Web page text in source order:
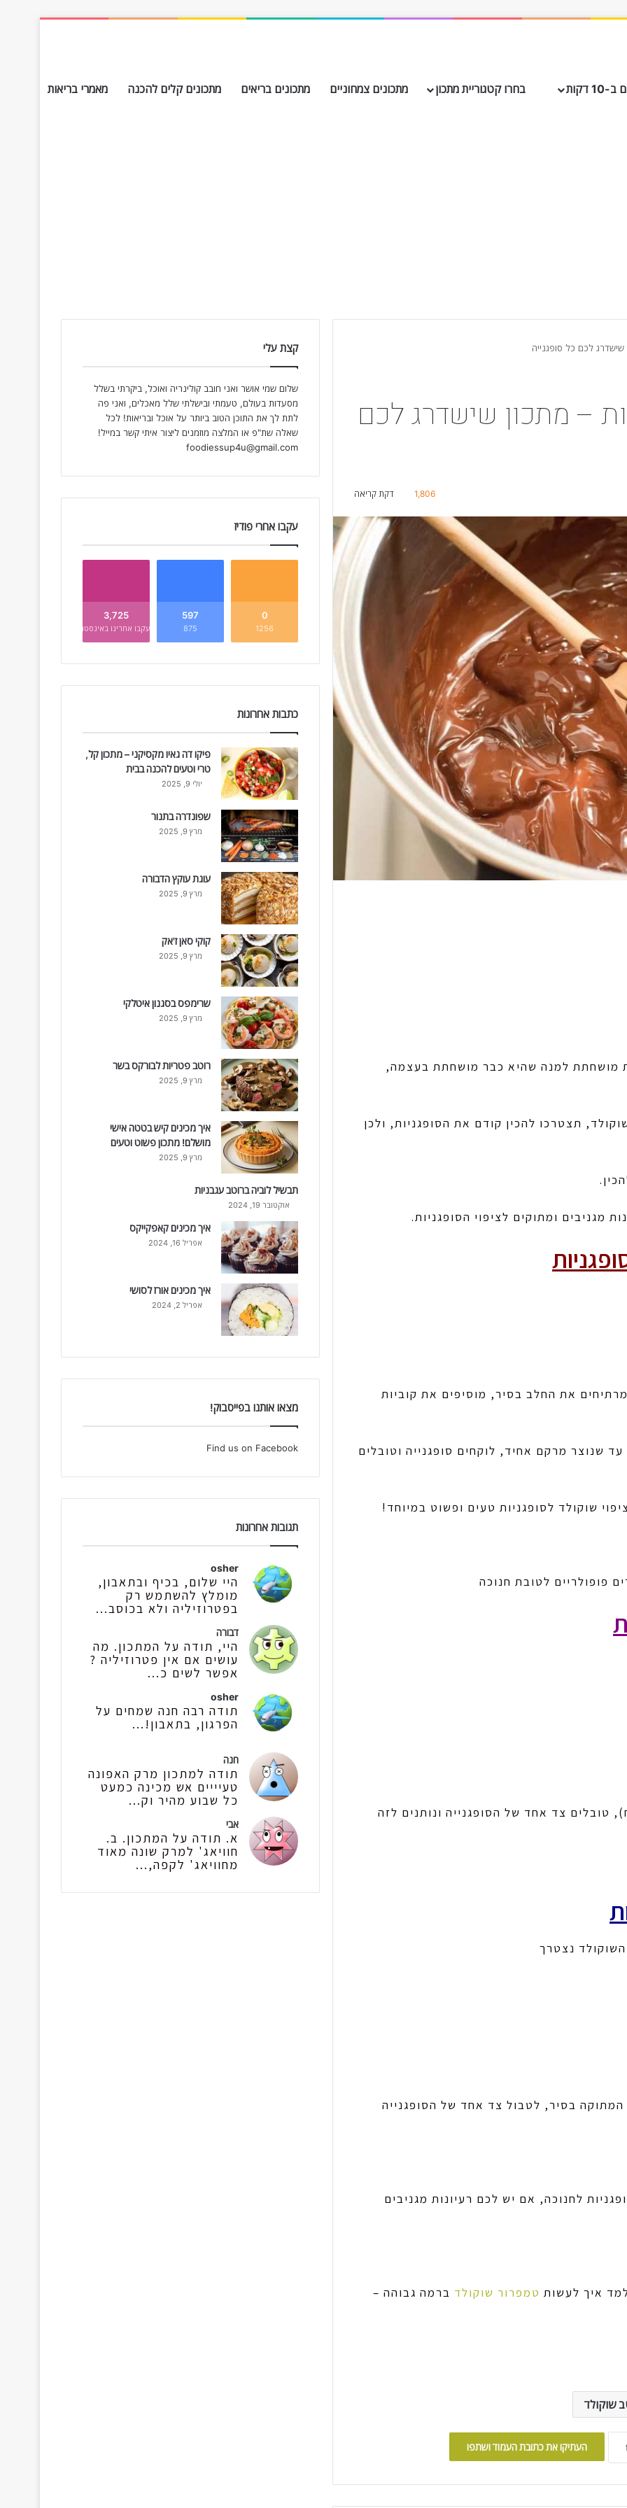
דקות בחרו קטגוריית מתכון מתכונים צמחוניים מתכונים בריאים מתכונים קלים להכנה מאמרי בריאות
שישדרג לכם כל סופגנייה
– מתכון שישדרג לכם
1,806 דקת קריאה
מושחתת למנה שהיא כבר מושחתת בעצמה,
תצטרכו להכין קודם את הסופגניות, ולכן
את החלב בסיר, מוסיפים את קוביות
שנוצר מרקם אחיד, לוקחים סופגנייה וטובלים
שוקולד לסופגניות טעים ופשוט במיוחד!
טובלים צד אחד של הסופגנייה ונותנים לזה
נצטרך
בסיר, לטבול צד אחד של הסופגנייה
לחנוכה, אם יש לכם רעיונות מגניבים
איך לעשות טמפרור שוקולד ברמה גבוהה –
שוקולד
העתיקו את כתובת העמוד ושתפו
קצת עלי
שלום שמי אושר ואני חובב קולינריה ואוכל, ביקרתי בשלל
מסעדות בעולם, טעמתי ובישלתי שלל מאכלים, ואני פה
לתת לך את התוכן הטוב ביותר על אוכל ובריאות! לכל
שאלה שת"פ או המלצה מוזמנים ליצור איתי קשר במייל!
foodiessup4u@gmail.com
עקבו אחרי פודיז
0
1256
597
875
3,725
עקבו אחרינו באינסטגרם
כתבות אחרונות
פיקו דה גאיו מקסיקני – מתכון קל,
טרי וטעים להכנה בבית
יולי 9, 2025
שפונדרה בתנור
מרץ 9, 2025
עוגת עוקץ הדבורה
מרץ 9, 2025
קוקי סאן ז'אק
מרץ 9, 2025
שרימפס בסגנון איטלקי
מרץ 9, 2025
רוטב פטריות לבורקס בשר
מרץ 9, 2025
איך מכינים קיש בטטה אישי
מושלם! מתכון פשוט וטעים
מרץ 9, 2025
תבשיל לוביה ברוטב עגבניות
אוקטובר 19, 2024
איך מכינים קאפקייקס
אפריל 16, 2024
איך מכינים אורז לסושי
אפריל 2, 2024
מצאו אותנו בפייסבוק!
Find us on Facebook
תגובות אחרונות
osher
היי שלום, בכיף ובתאבון,
מומלץ להשתמש רק
בפטרוזיליה ולא בכוסב...
דבורה
היי, תודה על המתכון. מה
עושים אם אין פטרוזיליה ?
אפשר לשים כ...
osher
תודה רבה חנה שמחים על
הפרגון, בתאבון!...
חנה
תודה למתכון מרק האפונה
טעיייים אש מכינה כמעט
כל שבוע מהיר וק...
אבי
א. תודה על המתכון. ב.
חוויאג' למרק שונה מאוד
מחוויאג' לקפה,...